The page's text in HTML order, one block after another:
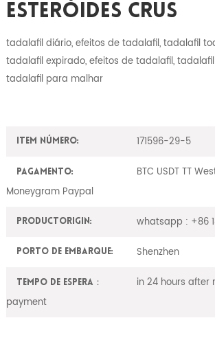
Esteróides Crus
tadalafil diário, efeitos de tadalafil, tadalafil
tadalafil expirado, efeitos de tadalafil,
tadalafil para malhar
Item número: 171596-29-5
Pagamento:
BTC USDT TT
Moneygram Paypal
ProductOrigin: whatsapp : +86
Porto de embarque: Shenzhen
Tempo de espera：
in 24 hours after
payment